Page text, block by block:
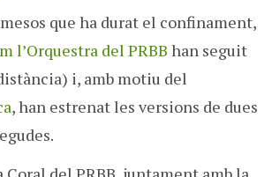
que ha durat el confinament,
l’Orquestra del PRBB han seguit
i, amb motiu del
, han estrenat les versions de dues